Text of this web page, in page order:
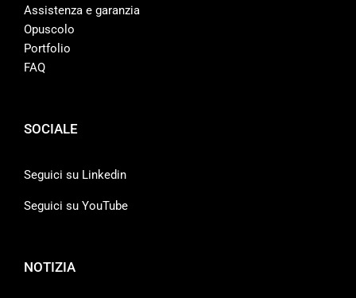
Assistenza e garanzia
Opuscolo
Portfolio
FAQ
SOCIALE
Seguici su Linkedin
Seguici su YouTube
NOTIZIA